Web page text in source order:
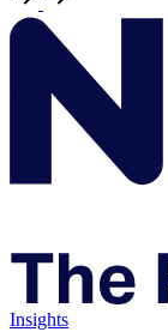
Insights